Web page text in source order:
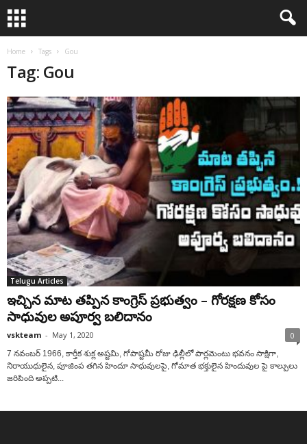
Home Tags Gou
Tag: Gou
Telugu Articles
ఇచ్చిన మాట తప్పిన కాంగ్రెస్ ప్రభుత్వం – గోరక్షణ కోసం
సాధువుల అపూర్వ బలిదానం
vskteam - May 1, 2020 0
7 నవంబర్ 1966, కార్తీక శుక్ల అష్టమి, గోపాష్టమీ రోజు ఢిల్లీలో పార్లమెంటు భవనం సాక్షిగా,
నిరాయుధులైన, పూజింప తగిన హిందూ సాధువులపై, గోమాత భక్తులైన హిందువుల పై కాల్పులు
జరిపింది అప్పటి...